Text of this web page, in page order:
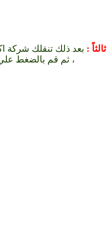
ثالثاً : بعد ذلك تنقلك
، ثم قم بالضغط علي